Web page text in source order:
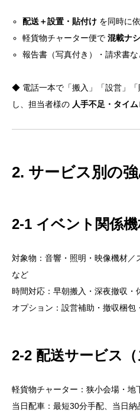
配送＋設置・貼付け を同時に
軽貨物チャーター便で混載ナ
報告書（写真付き）・請求書
◆ 電話一本で「搬入」「設営」「
し、担当者様の 人手不足・タイム
2. サービス別の
2-1 イベント関係
対象物：音響・照明・映像機材／
など
時間対応：早朝搬入・深夜撤収・
オプション：設営補助・撤収梱包
2-2 配送サービス（
軽貨物チャーター：狭小会場・地
当日配車：最短30分手配、当日納